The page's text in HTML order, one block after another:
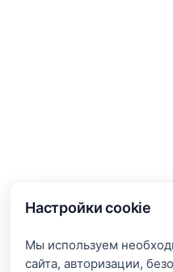
Настройки cookie
Мы используем
сайта, авторизации,